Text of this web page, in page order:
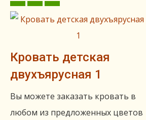
Кровать детская
двухъярусная 1
Вы можете заказать кровать в
любом из предложенных цветов